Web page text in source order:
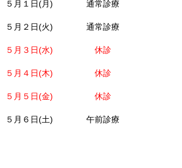
５月１日(月) 通常診療
５月２日(火) 通常診療
５月３日(水) 休診
５月４日(木) 休診
５月５日(金) 休診
５月６日(土) 午前診療